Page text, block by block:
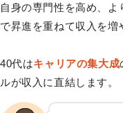
自身の専門性を高め、
で昇進を重ねて収入を増
40代はキャリアの集大成
ルが収入に直結します。